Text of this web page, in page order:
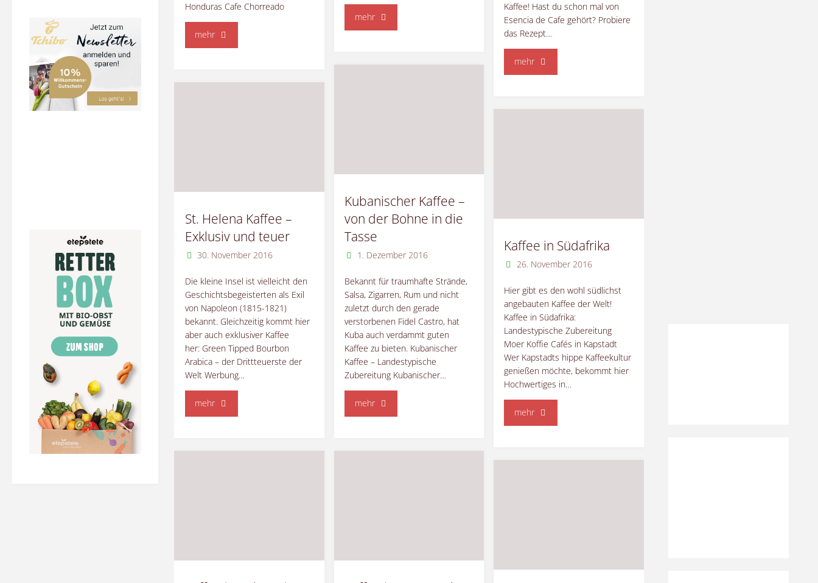
Honduras Cafe Chorreado
mehr"Kaffee
Honduras
weltweit!"
mehr"Galapagos
–
Kaffee! Hast du schon mal von
Esencia de Cafe gehört? Probiere
das Rezept…
mehr"Kaffee
Ecuador
und
mehr"
Kubanischer Kaffee –
von der Bohne in die
Tasse
1. Dezember 2016
Bekannt für traumhafte Strände,
Salsa, Zigarren, Rum und nicht
zuletzt durch den gerade
verstorbenen Fidel Castro, hat
Kuba auch verdammt guten
Kaffee zu bieten. Kubanischer
Kaffee – Landestypische
Zubereitung Kubanischer…
mehr"Kubanischer
St. Helena Kaffee –
Exklusiv und teuer
30. November 2016
Die kleine Insel ist vielleicht den
Geschichtsbegeisterten als Exil
von Napoleon (1815-1821)
bekannt. Gleichzeitig kommt hier
aber auch exklusiver Kaffee
her: Green Tipped Bourbon
Arabica – der Drittteuerste der
Welt Werbung…
mehr"St.
Kaffee in Südafrika
26. November 2016
Hier gibt es den wohl südlichst
angebauten Kaffee der Welt!
Kaffee in Südafrika:
Landestypische Zubereitung
Moer Koffie Cafés in Kapstadt
Wer Kapstadts hippe Kaffeekultur
genießen möchte, bekommt hier
Hochwertiges in…
mehr"Kaffee